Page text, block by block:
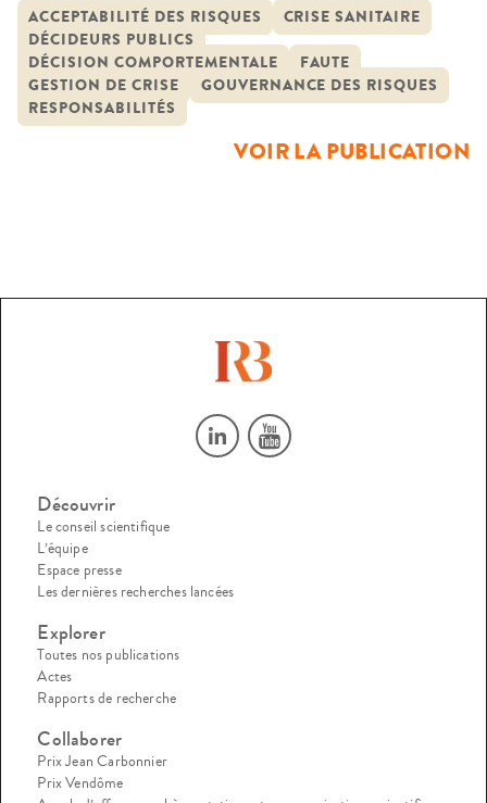
le processus de la décision. La démarche retenue à consister
à combiner une approche à la fois juridique et de gestion
des organisations faisant ainsi travailler juristes et
gestionnaires. […]
ACCEPTABILITÉ DES RISQUES
CRISE SANITAIRE
DÉCIDEURS PUBLICS
DÉCISION COMPORTEMENTALE
FAUTE
GESTION DE CRISE
GOUVERNANCE DES RISQUES
RESPONSABILITÉS
VOIR LA PUBLICATION
Découvrir
Le conseil scientifique
L’équipe
Espace presse
Les dernières recherches lancées
Explorer
Toutes nos publications
Actes
Rapports de recherche
Collaborer
Prix Jean Carbonnier
Prix Vendôme